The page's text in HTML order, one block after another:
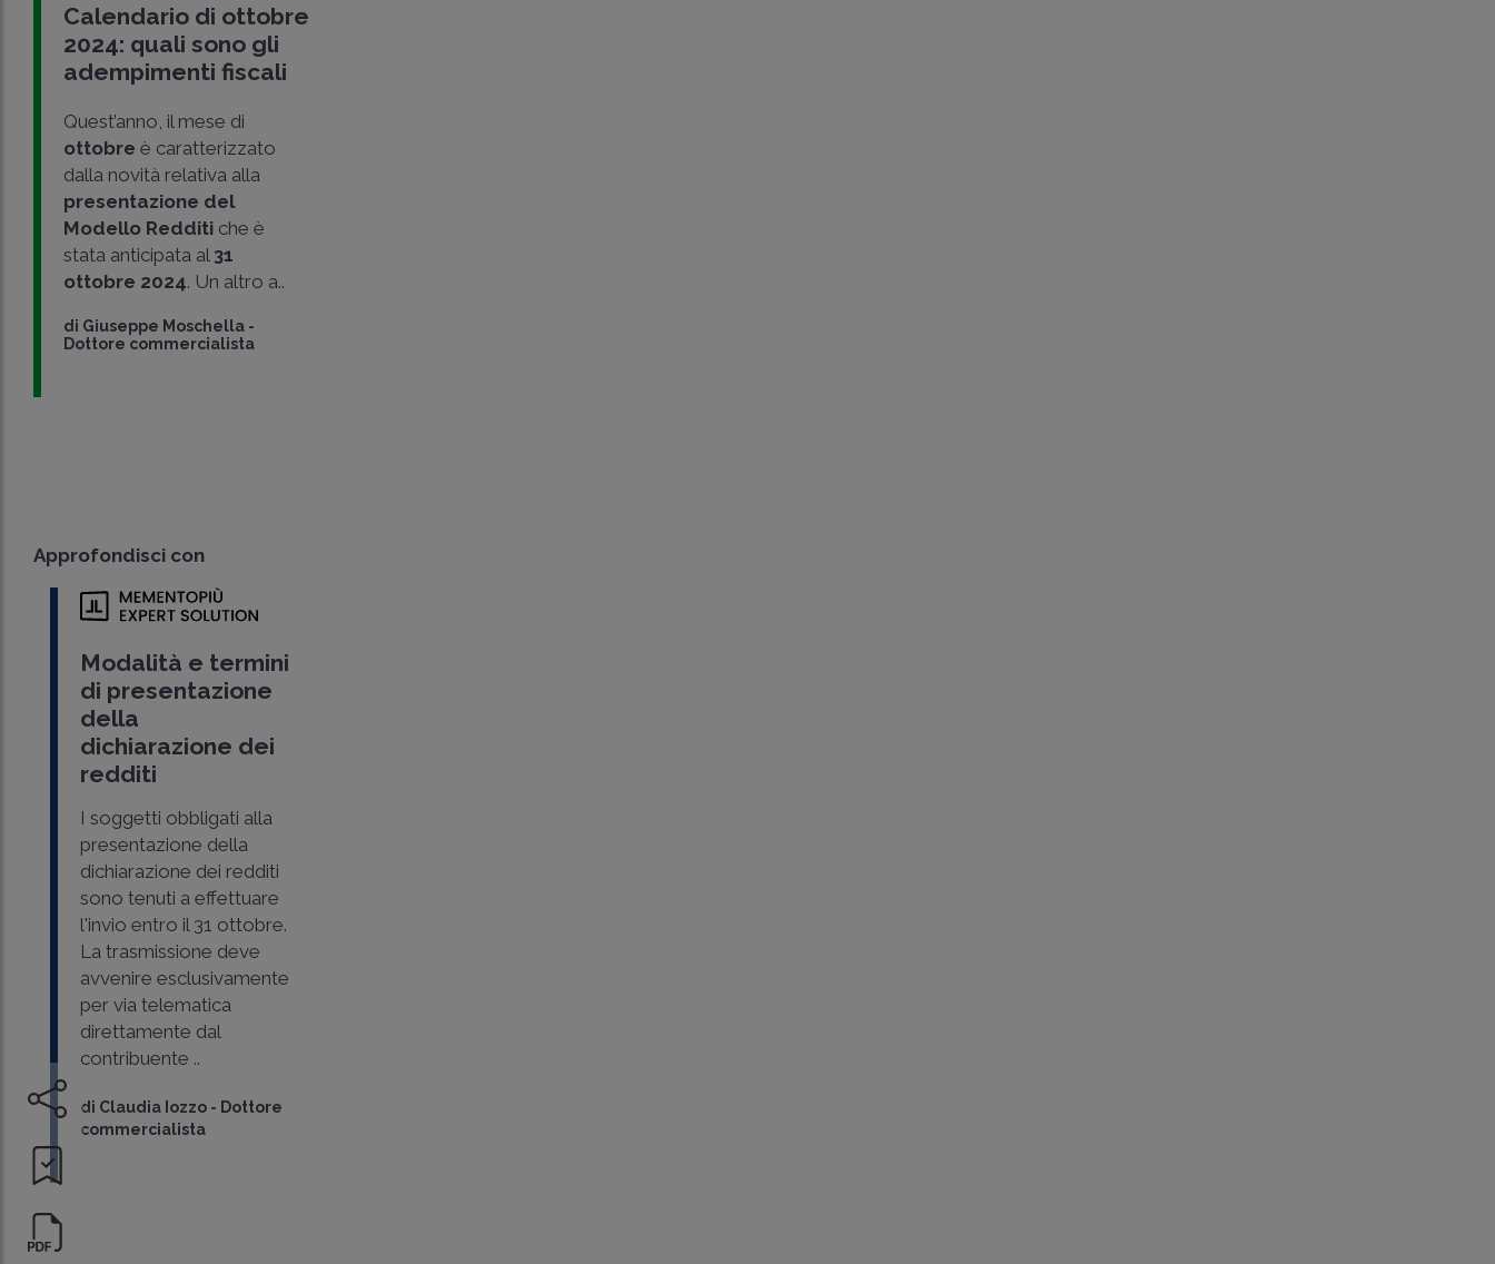
Calendario di ottobre
2024: quali sono gli
adempimenti fiscali
Quest’anno, il mese di
ottobreè caratterizzato
dalla novità relativa alla
presentazione del
Modello Redditi che è
stata anticipata al 31
ottobre 2024. Un altro a..
di Giuseppe Moschella -
Dottore commercialista
Approfondisci con
Modalità e termini
di presentazione
della
dichiarazione dei
redditi
I soggetti obbligati alla
presentazione della
dichiarazione dei redditi
sono tenuti a effettuare
l'invio entro il 31 ottobre.
La trasmissione deve
avvenire esclusivamente
per via telematica
direttamente dal
contribuente ..
di Claudia Iozzo - Dottore
commercialista